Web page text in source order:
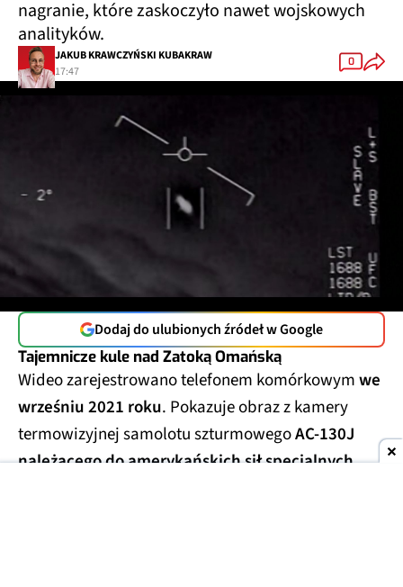
nagranie, które zaskoczyło nawet wojskowych
analityków.
JAKUB KRAWCZYŃSKI KUBAKRAW
17:47
0
Dodaj do ulubionych źródeł w Google
Tajemnicze kule nad Zatoką Omańską
Wideo zarejestrowano telefonem komórkowymwe
wrześniu 2021 roku. Pokazuje obraz z kamery
termowizyjnej samolotu szturmowegoAC-130J
należącego do amerykańskich sił specjalnych,